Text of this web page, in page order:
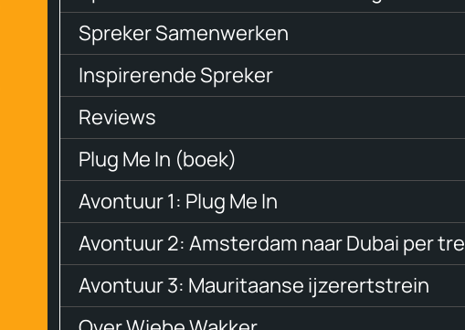
Spreker Samenwerken
Inspirerende Spreker
Reviews
Plug Me In (boek)
Avontuur 1: Plug Me In
Avontuur 2: Amsterdam naar Dubai per
Avontuur 3: Mauritaanse ijzerertstrein